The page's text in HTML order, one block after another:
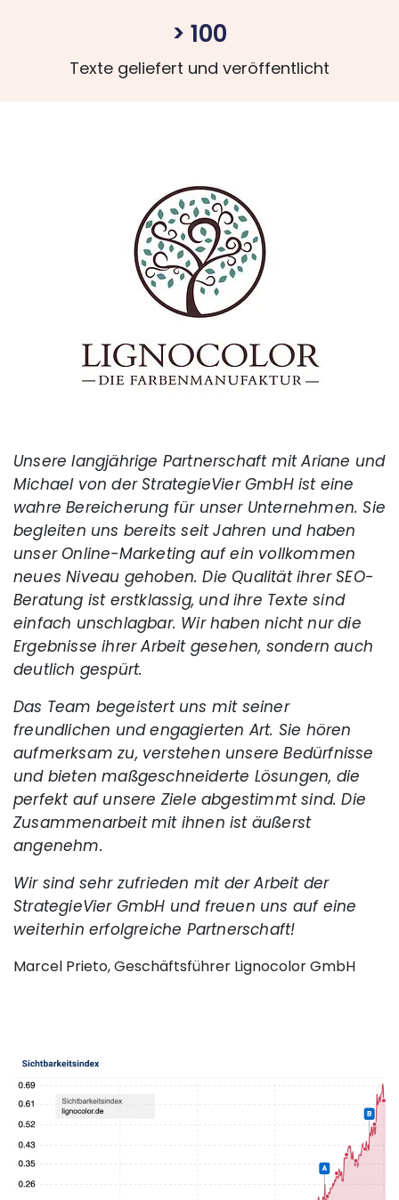
> 100
Texte geliefert und veröffentlicht
Unsere langjährige Partnerschaft mit Ariane und
Michael von der StrategieVier GmbH ist eine
wahre Bereicherung für unser Unternehmen. Sie
begleiten uns bereits seit Jahren und haben
unser Online-Marketing auf ein vollkommen
neues Niveau gehoben. Die Qualität ihrer SEO-
Beratung ist erstklassig, und ihre Texte sind
einfach unschlagbar. Wir haben nicht nur die
Ergebnisse ihrer Arbeit gesehen, sondern auch
deutlich gespürt.
Das Team begeistert uns mit seiner
freundlichen und engagierten Art. Sie hören
aufmerksam zu, verstehen unsere Bedürfnisse
und bieten maßgeschneiderte Lösungen, die
perfekt auf unsere Ziele abgestimmt sind. Die
Zusammenarbeit mit ihnen ist äußerst
angenehm.
Wir sind sehr zufrieden mit der Arbeit der
StrategieVier GmbH und freuen uns auf eine
weiterhin erfolgreiche Partnerschaft!
Marcel Prieto, Geschäftsführer Lignocolor GmbH